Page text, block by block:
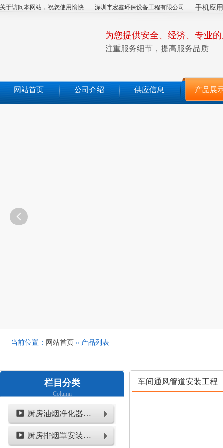
关于访问本网站，祝您使用愉快 深圳市宏鑫环保设备工程有限公司 手机应用
为您提供安全、经济、专业
注重服务细节，提高服务品质
网站首页 公司介绍 供应信息 产品展

当前位置： 网站首页 » 产品列表
栏目分类
Column
厨房油烟净化器安装工程
厨房排烟罩安装工程
车间通风管道安装工程